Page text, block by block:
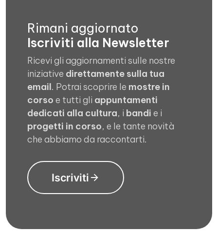
Rimani aggiornato
Iscriviti alla Newsletter
Ricevi gli aggiornamenti sulle nostre
iniziative direttamente sulla tua
email. Potrai scoprire le mostre in
corso e tutti gli appuntamenti
dedicati alla cultura, i bandi e i
progetti in corso, e le tante novità
che abbiamo da raccontarti.
Iscriviti